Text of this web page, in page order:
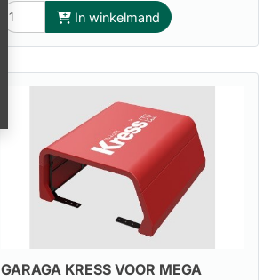
In winkelmand
GARAGA KRESS VOOR MEGA